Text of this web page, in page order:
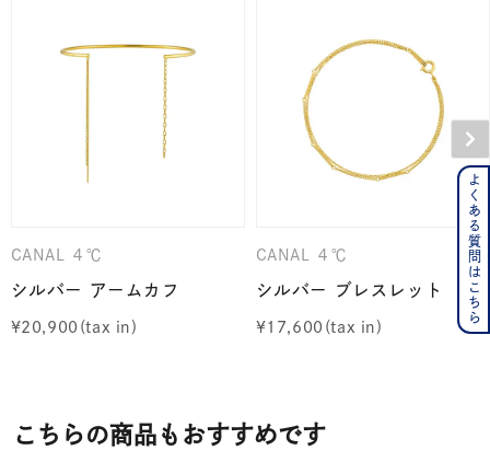
CANAL ４℃
シルバー アームカフ
¥20,900
CANAL ４℃
シルバー ブレスレット
¥17,600
こちらの商品もおすすめです
よくある質問はこちら